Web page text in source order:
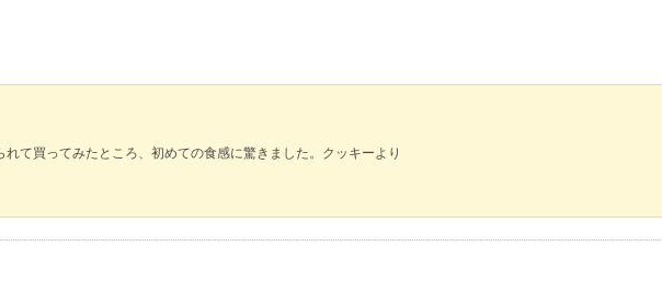
て買ってみたところ、初めての食感に驚きました。クッキーより